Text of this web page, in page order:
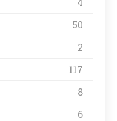
50
2
117
8
6